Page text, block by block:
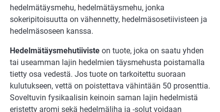
hedelmätäysmehu, hedelmätäysmehu, jonka
sokeripitoisuutta on vähennetty, hedelmäsosetiivisteen ja
hedelmäsoseen kanssa.
Hedelmätäysmehutiiviste on tuote, joka on saatu yhden
tai useamman lajin hedelmien täysmehusta poistamalla
tietty osa vedestä. Jos tuote on tarkoitettu suoraan
kulutukseen, vettä on poistettava vähintään 50 prosenttia.
Soveltuvin fysikaalisin keinoin saman lajin hedelmistä
eristetty aromi sekä hedelmäliha ja -solut voidaan